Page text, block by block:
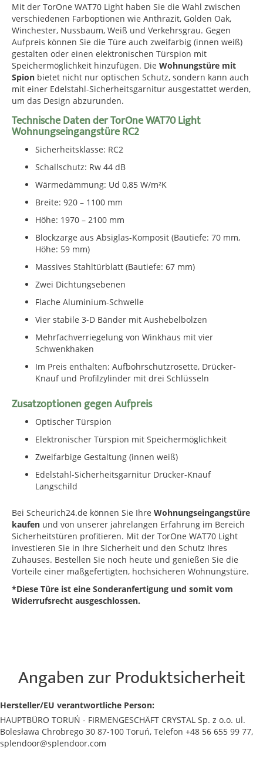
Mit der TorOne WAT70 Light haben Sie die Wahl zwischen
verschiedenen Farboptionen wie Anthrazit, Golden Oak,
Winchester, Nussbaum, Weiß und Verkehrsgrau. Gegen
Aufpreis können Sie die Türe auch zweifarbig (innen weiß)
gestalten oder einen elektronischen Türspion mit
Speichermöglichkeit hinzufügen. Die Wohnungstüre mit
Spion bietet nicht nur optischen Schutz, sondern kann auch
mit einer Edelstahl-Sicherheitsgarnitur ausgestattet werden,
um das Design abzurunden.
Technische Daten der TorOne WAT70 Light
Wohnungseingangstüre RC2
Sicherheitsklasse: RC2
Schallschutz: Rw 44 dB
Wärmedämmung: Ud 0,85 W/m²K
Breite: 920 – 1100 mm
Höhe: 1970 – 2100 mm
Blockzarge aus Absiglas-Komposit (Bautiefe: 70 mm,
Höhe: 59 mm)
Massives Stahltürblatt (Bautiefe: 67 mm)
Zwei Dichtungsebenen
Flache Aluminium-Schwelle
Vier stabile 3-D Bänder mit Aushebelbolzen
Mehrfachverriegelung von Winkhaus mit vier
Schwenkhaken
Im Preis enthalten: Aufbohrschutzrosette, Drücker-
Knauf und Profilzylinder mit drei Schlüsseln
Zusatzoptionen gegen Aufpreis
Optischer Türspion
Elektronischer Türspion mit Speichermöglichkeit
Zweifarbige Gestaltung (innen weiß)
Edelstahl-Sicherheitsgarnitur Drücker-Knauf
Langschild
Bei Scheurich24.de können Sie Ihre Wohnungseingangstüre
kaufen und von unserer jahrelangen Erfahrung im Bereich
Sicherheitstüren profitieren. Mit der TorOne WAT70 Light
investieren Sie in Ihre Sicherheit und den Schutz Ihres
Zuhauses. Bestellen Sie noch heute und genießen Sie die
Vorteile einer maßgefertigten, hochsicheren Wohnungstüre.
*Diese Türe ist eine Sonderanfertigung und somit vom
Widerrufsrecht ausgeschlossen.
Angaben zur Produktsicherheit
Hersteller/EU verantwortliche Person:
HAUPTBÜRO TORUŃ - FIRMENGESCHÄFT CRYSTAL Sp. z o.o. ul.
Bolesława Chrobrego 30 87-100 Toruń, Telefon +48 56 655 99 77,
splendoor@splendoor.com